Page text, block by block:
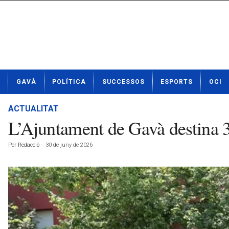
t
GAVÀ POLÍTICA SUCCESSOS ESPORTS OCI
ACTUALITAT
L’Ajuntament de Gavà
Por Redacció - 30 de juny de 2026